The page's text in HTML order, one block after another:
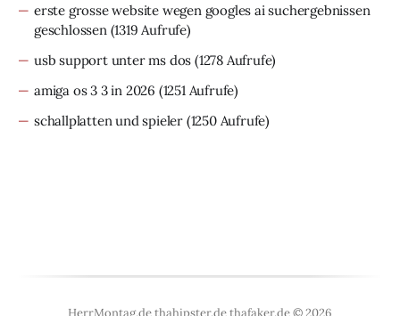
erste grosse website wegen googles ai suchergebnissen
geschlossen (1319 Aufrufe)
usb support unter ms dos (1278 Aufrufe)
amiga os 3 3 in 2026 (1251 Aufrufe)
schallplatten und spieler (1250 Aufrufe)
HerrMontag.de thahipster.de thafaker.de © 2026